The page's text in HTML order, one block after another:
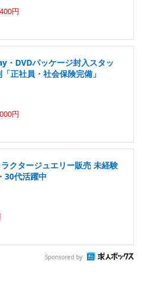
円
・DVDパッケージ封入スタッ
正社員・社会保険完備」
円
クタージュエリー販売 未経験
30代活躍中
Sponsored by